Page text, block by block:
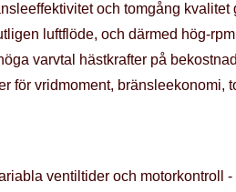
och tomgång kvalitet
luftflöde, och därmed hög-rpm
varvtal hästkrafter på
för vridmoment, bränsleekonomi,
ventiltider och motorkontroll -